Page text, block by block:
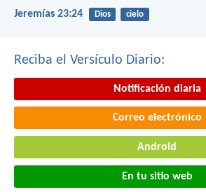
Jeremías 23:24 Dios cielo
Reciba el Versículo Diario:
Notificación diaria
Correo electrónico
Android
En tu sitio web